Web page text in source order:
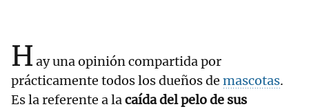
H ay una opinión compartida por
prácticamente todos los dueños de mascotas.
Es la referente a lacaída del pelo de sus